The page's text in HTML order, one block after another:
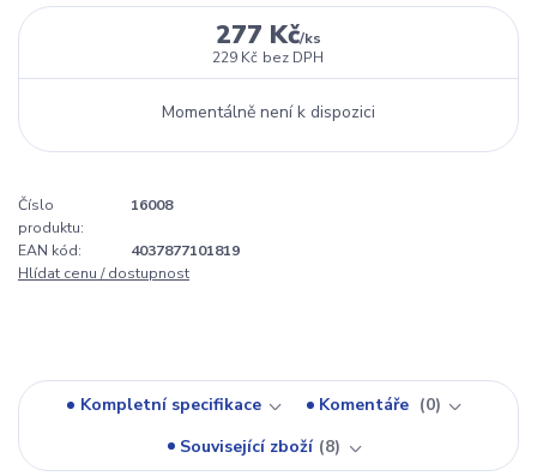
277 Kč/ks
229 Kč bez DPH
Momentálně není k dispozici
Číslo
produktu:
16008
EAN kód:
4037877101819
Hlídat cenu / dostupnost
Kompletní specifikace Komentáře
0
Související zboží 8